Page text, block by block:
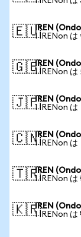
🇪🇺IREN
1 IRENon
🇬🇧IREN
1 IRENon
🇯🇵IREN
1 IRENon
🇨🇳IREN
1 IRENon
🇹🇷IREN
1 IRENon は
🇰🇷IREN
1 IRENon